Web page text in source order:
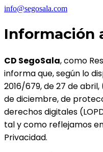
info@segosala.com
Información
CD SegoSala, como
informa que, según lo
2016/679, de 27 de abril,
de diciembre, de
derechos digitales
tal y como reflejamos
Privacidad.